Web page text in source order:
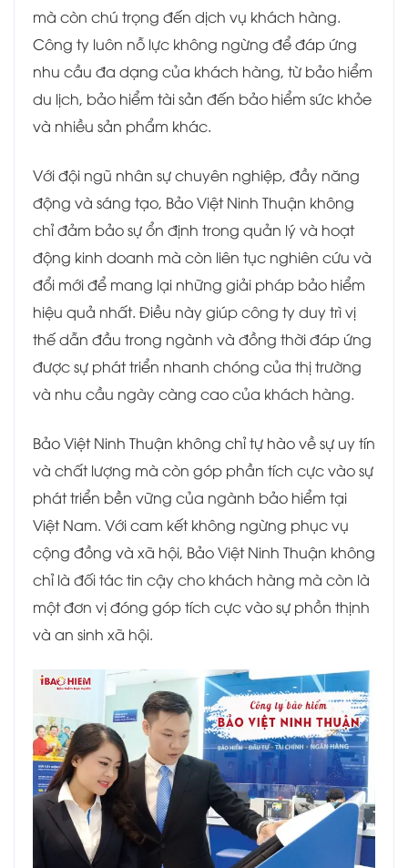
mà còn chú trọng đến dịch vụ khách hàng.
Công ty luôn nỗ lực không ngừng để đáp ứng
nhu cầu đa dạng của khách hàng, từ bảo hiểm
du lịch, bảo hiểm tài sản đến bảo hiểm sức khỏe
và nhiều sản phẩm khác.
Với đội ngũ nhân sự chuyên nghiệp, đầy năng
động và sáng tạo, Bảo Việt Ninh Thuận không
chỉ đảm bảo sự ổn định trong quản lý và hoạt
động kinh doanh mà còn liên tục nghiên cứu và
đổi mới để mang lại những giải pháp bảo hiểm
hiệu quả nhất. Điều này giúp công ty duy trì vị
thế dẫn đầu trong ngành và đồng thời đáp ứng
được sự phát triển nhanh chóng của thị trường
và nhu cầu ngày càng cao của khách hàng.
Bảo Việt Ninh Thuận không chỉ tự hào về sự uy tín
và chất lượng mà còn góp phần tích cực vào sự
phát triển bền vững của ngành bảo hiểm tại
Việt Nam. Với cam kết không ngừng phục vụ
cộng đồng và xã hội, Bảo Việt Ninh Thuận không
chỉ là đối tác tin cậy cho khách hàng mà còn là
một đơn vị đóng góp tích cực vào sự phồn thịnh
và an sinh xã hội.